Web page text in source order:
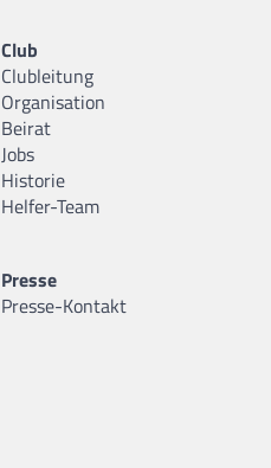
Club
Clubleitung
Organisation
Beirat
Jobs
Historie
Helfer-Team
Presse
Presse-Kontakt